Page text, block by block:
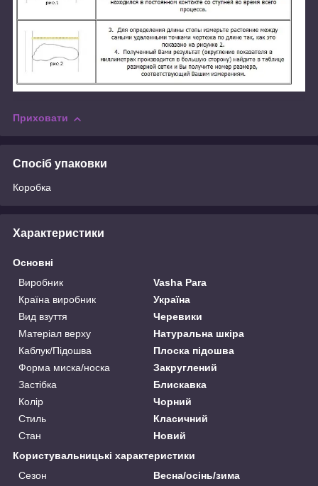
Приховати
Спосіб упаковки
Коробка
Характеристики
Основні
Виробник
Vasha Para
Країна виробник
Україна
Вид взуття
Черевики
Матеріал верху
Натуральна шкіра
Каблук/Підошва
Плоска підошва
Форма миска/носка
Закруглений
Застібка
Блискавка
Колір
Чорний
Стиль
Класичний
Стан
Новий
Користувальницькі характеристики
Сезон
Весна/осінь/зима